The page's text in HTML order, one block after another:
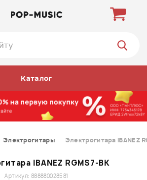
Каталог
Электрогитары Электрогитара IBANEZ
IBANEZ RGMS7-BK
Артикул: 888880028581